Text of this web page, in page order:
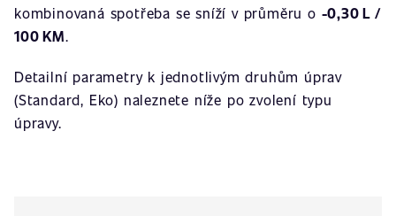
kombinovaná spotřeba se sníží v průměru o -0,30 L /
100 KM.
Detailní parametry k jednotlivým druhům úprav
(Standard, Eko) naleznete níže po zvolení typu
úpravy.